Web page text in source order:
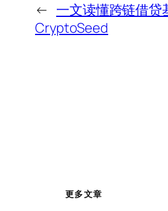
← 一文读懂跨链借贷
CryptoSeed
更多文章